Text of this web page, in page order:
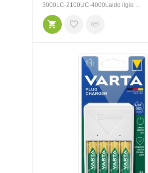
3000LC-2100UC-4000Laido ilgis: ..